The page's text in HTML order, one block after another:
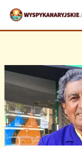
Przejdź
treści